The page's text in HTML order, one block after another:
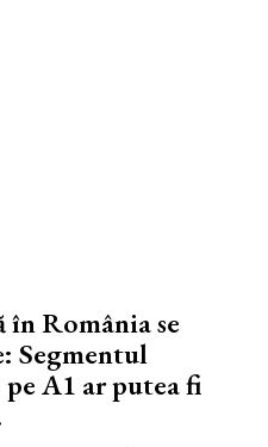
în România se
Segmentul
A1 ar putea fi